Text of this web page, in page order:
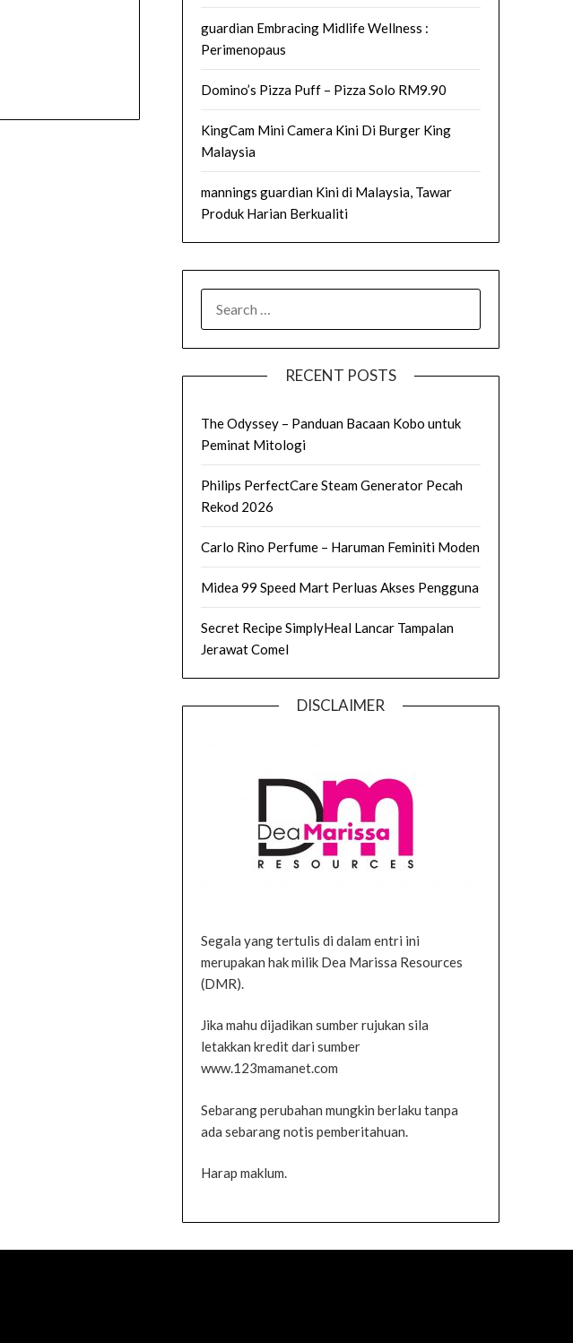
guardian Embracing Midlife Wellness :
Perimenopaus
Domino’s Pizza Puff – Pizza Solo RM9.90
KingCam Mini Camera Kini Di Burger King
Malaysia
mannings guardian Kini di Malaysia, Tawar
Produk Harian Berkualiti
FOR:
RECENT POSTS
The Odyssey – Panduan Bacaan Kobo untuk
Peminat Mitologi
Philips PerfectCare Steam Generator Pecah
Rekod 2026
Carlo Rino Perfume – Haruman Feminiti Moden
Midea 99 Speed Mart Perluas Akses Pengguna
Secret Recipe SimplyHeal Lancar Tampalan
Jerawat Comel
DISCLAIMER
Segala yang tertulis di dalam entri ini
merupakan hak milik Dea Marissa Resources
(DMR).
Jika mahu dijadikan sumber rujukan sila
letakkan kredit dari sumber
www.123mamanet.com
Sebarang perubahan mungkin berlaku tanpa
ada sebarang notis pemberitahuan.
Harap maklum.